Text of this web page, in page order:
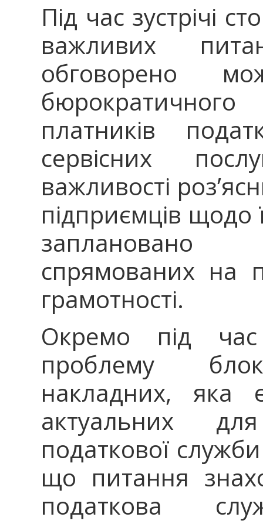
Під час зустрічі
важливих
обговорено
платників
сервісних
важливості
підприємців щодо
заплановано
спрямованих на
грамотності.
Окремо під час
проблему
накладних, яка
актуальних
податкової
що питання
податкова